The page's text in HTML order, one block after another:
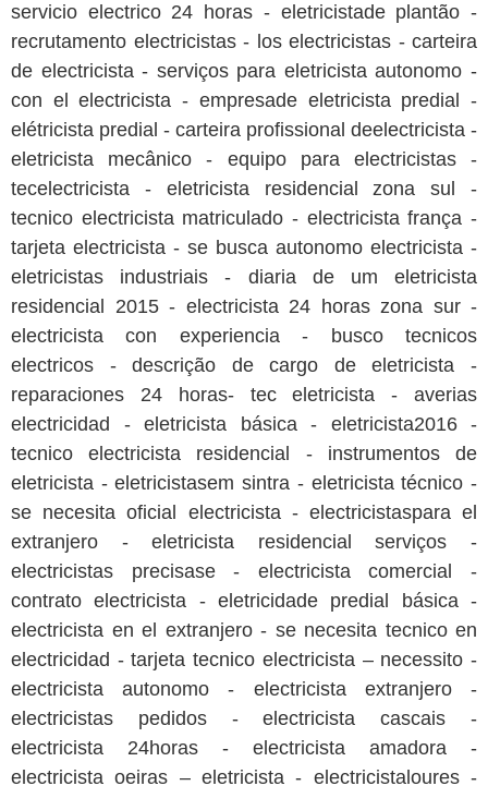
servicio electrico 24 horas - eletricistade plantão -
recrutamento electricistas - los electricistas - carteira
de electricista - serviços para eletricista autonomo -
con el electricista - empresade eletricista predial -
elétricista predial - carteira profissional deelectricista -
eletricista mecânico - equipo para electricistas -
tecelectricista - eletricista residencial zona sul -
tecnico electricista matriculado - electricista frança -
tarjeta electricista - se busca autonomo electricista -
eletricistas industriais - diaria de um eletricista
residencial 2015 - electricista 24 horas zona sur -
electricista con experiencia - busco tecnicos
electricos - descrição de cargo de eletricista -
reparaciones 24 horas- tec eletricista - averias
electricidad - eletricista básica - eletricista2016 -
tecnico electricista residencial - instrumentos de
eletricista - eletricistasem sintra - eletricista técnico -
se necesita oficial electricista - electricistaspara el
extranjero - eletricista residencial serviços -
electricistas precisase - electricista comercial -
contrato electricista - eletricidade predial básica -
electricista en el extranjero - se necesita tecnico en
electricidad - tarjeta tecnico electricista – necessito -
electricista autonomo - electricista extranjero -
electricistas pedidos - electricista cascais -
electricista 24horas - electricista amadora -
electricista oeiras – eletricista - electricistaloures -